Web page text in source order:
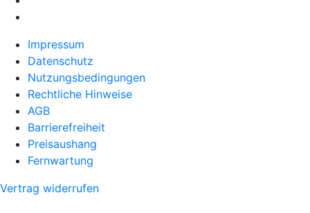
Impressum
Datenschutz
Nutzungsbedingungen
Rechtliche Hinweise
AGB
Barrierefreiheit
Preisaushang
Fernwartung
Vertrag widerrufen